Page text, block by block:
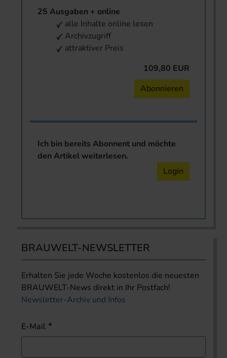
25 Ausgaben + online
alle Inhalte online lesen
Archivzugriff
attraktiver Preis
109,80 EUR
Abonnieren
Ich bin bereits Abonnent und möchte
den Artikel weiterlesen.
Login
BRAUWELT-NEWSLETTER
Erhalten Sie jede Woche kostenlos die neuesten
BRAUWELT-News direkt in Ihr Postfach!
Newsletter-Archiv und Infos
E-Mail